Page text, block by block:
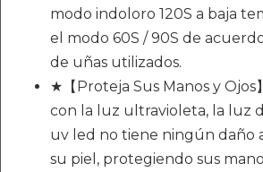
modo indoloro 120S a baja
el modo 60S / 90S de
de uñas utilizados.
★【Proteja Sus Manos y Ojos
con la luz ultravioleta, la luz
uv led no tiene ningún daño
su piel, protegiendo sus